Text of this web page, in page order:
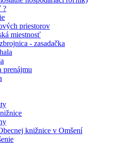
?
priestorov
miestnosť
- zasadačka
prenájmu
knižnice v Omšení